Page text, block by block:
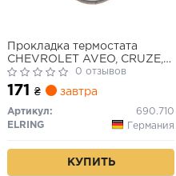
Прокладка термостата
CHEVROLET AVEO, CRUZE,
VOLT OPEL ADAM, AMPERA,
ASTRA J, ASTRA J GTC,
CORSA D, CORSA
D/HATCHBACK, CORSA E,
CORSA E/HATCHBACK,
0 отзывов
171 ₴ завтра
Артикул:
690.710
ELRING
Германия
КУПИТЬ